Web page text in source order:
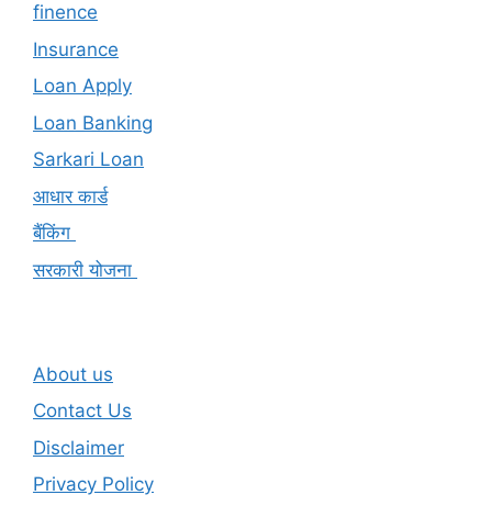
finence
Insurance
Loan Apply
Loan Banking
Sarkari Loan
आधार कार्ड
बैंकिंग
सरकारी योजना
About us
Contact Us
Disclaimer
Privacy Policy